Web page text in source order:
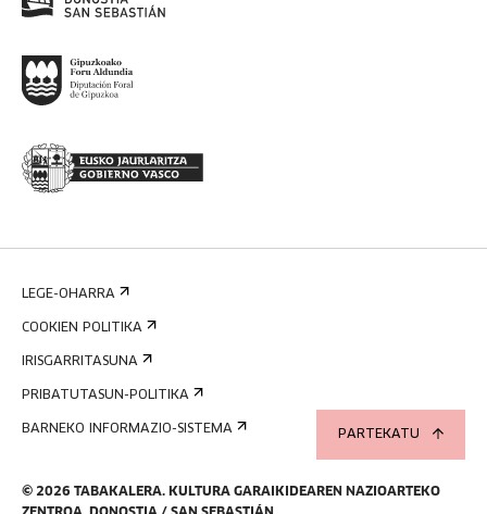
PARTEKATU
© 2026 TABAKALERA. KULTURA GARAIKIDEAREN NAZIOARTEKO
LEGE-OHARRA
COOKIEN POLITIKA
IRISGARRITASUNA
PRIBATUTASUN-POLITIKA
BARNEKO INFORMAZIO-SISTEMA